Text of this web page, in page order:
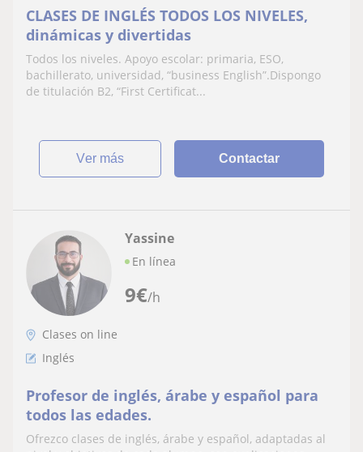
CLASES DE INGLÉS TODOS LOS NIVELES,
dinámicas y divertidas
Todos los niveles. Apoyo escolar: primaria, ESO,
bachillerato, universidad, “business English”.Dispongo
de titulación B2, “First Certificat...
ver más Contactar
9€/h
Yassine
En línea
Clases on line
Inglés
Profesor de inglés, árabe y español para
todos las edades.
Ofrezco clases de inglés, árabe y español, adaptadas al